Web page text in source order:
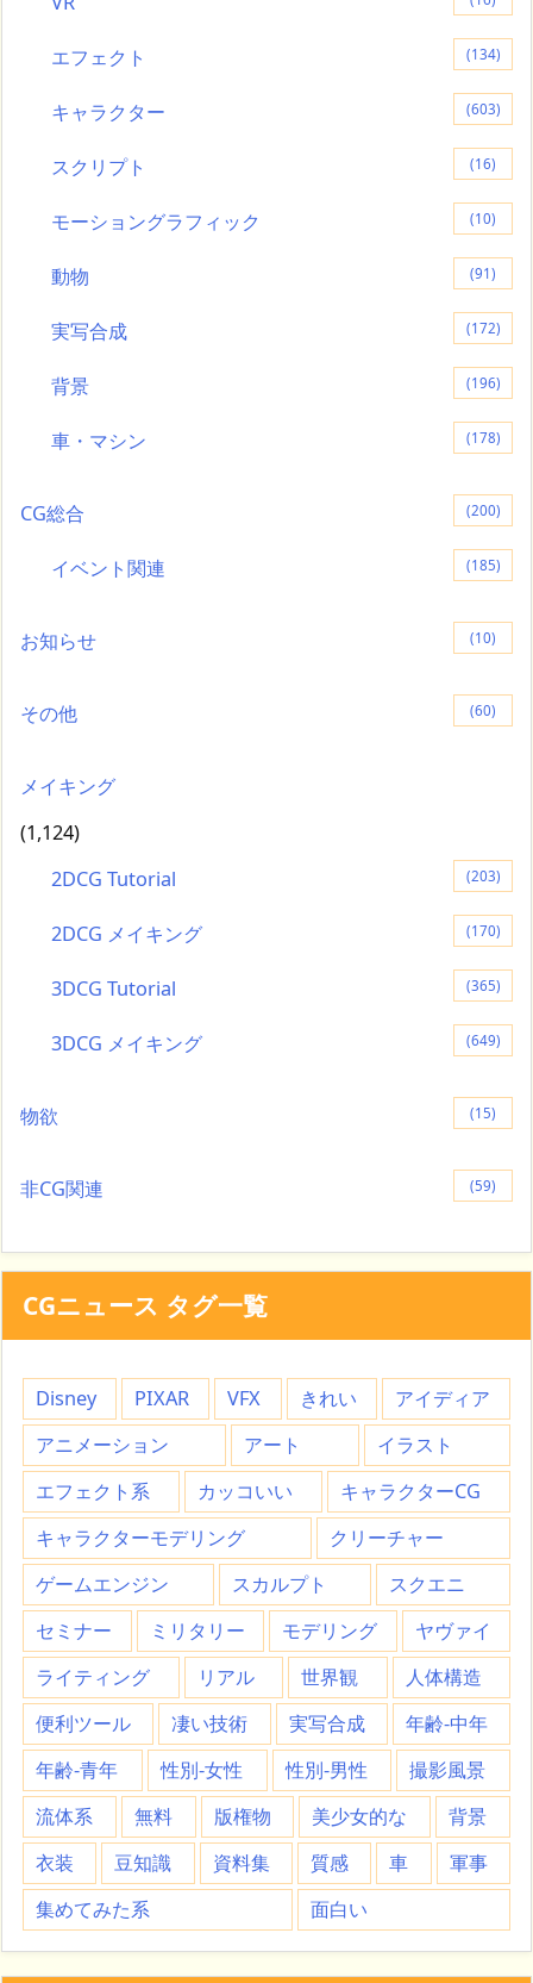
エフェクト (134)
キャラクター (603)
スクリプト (16)
モーショングラフィック (10)
動物 (91)
実写合成 (172)
背景 (196)
車・マシン (178)
CG総合 (200)
イベント関連 (185)
お知らせ (10)
その他 (60)
メイキング
(1,124)
2DCG Tutorial
(203)
2DCG メイキング (170)
3DCG Tutorial (365)
3DCG メイキング (649)
物欲 (15)
非CG関連 (59)
CGニュース タグ一覧
Disney PIXAR VFX きれい
アイディア
アニメーション
アート
イラスト
エフェクト系
カッコいい
キャラクターCG
キャラクターモデリング
クリーチャー
ゲームエンジン
スカルプト
スクエニ
セミナー
ミリタリー モデリング
ヤヴァイ
ライティング
リアル 世界観
人体構造
便利ツール
凄い技術 実写合成
年齢-中年
年齢-青年
性別-女性 性別-男性
撮影風景
流体系
無料 版権物 美少女的な
背景
衣装
豆知識 資料集 質感 車
軍事
集めてみた系
面白い